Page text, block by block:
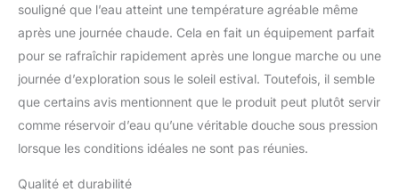
d'un jet d'eau constant.
FONCTION
CHAUFFANTE
NATURELLE : Cette
intelligente exploite
l'énergie du soleil. Il suffit
de la placer au soleil : le
souligné que l’eau atteint une température agréable même
après une journée chaude. Cela en fait un équipement parfait
pour se rafraîchir rapidement après une longue marche ou une
journée d’exploration sous le soleil estival. Toutefois, il semble
que certains avis mentionnent que le produit peut plutôt servir
comme réservoir d’eau qu’une véritable douche sous pression
lorsque les conditions idéales ne sont pas réunies.
Qualité et durabilité